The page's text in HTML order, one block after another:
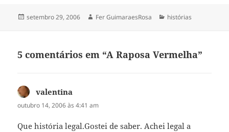
Publicado
setembro 29, 2006 Autor
Fer GuimaraesRosa Categorias
histórias
5 comentários em “A Raposa Vermelha”
valentina
outubro 14, 2006 às 4:41 am
Que história legal.Gostei de saber. Achei legal a